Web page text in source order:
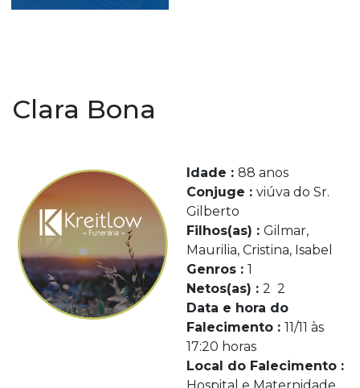
Clara Bona
Idade : 88 anos
Conjuge : viúva do Sr.
Gilberto
Filhos(as) : Gilmar,
Maurilia, Cristina, Isabel
Genros : 1
Netos(as) : 2 2
Data e hora do
Falecimento : 11/11 às
17:20 horas
Local do Falecimento :